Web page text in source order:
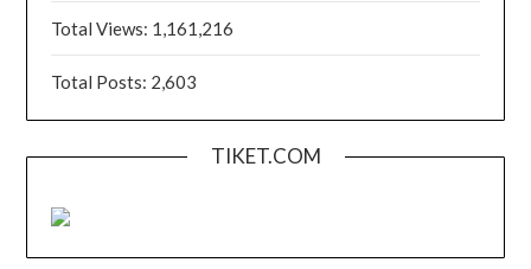
Total Views: 1,161,216
Total Posts: 2,603
TIKET.COM